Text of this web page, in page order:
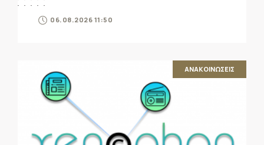
06.08.2026 11:50
ΑΝΑΚΟΙΝΩΣΕΙΣ